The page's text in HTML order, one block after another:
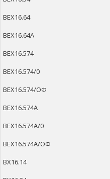
ВЕХ16.64
ВЕХ16.64А
ВЕХ16.574
ВЕХ16.574/0
ВЕХ16.574/ОФ
ВЕХ16.574А
ВЕХ16.574А/0
ВЕХ16.574А/ОФ
ВХ16.14